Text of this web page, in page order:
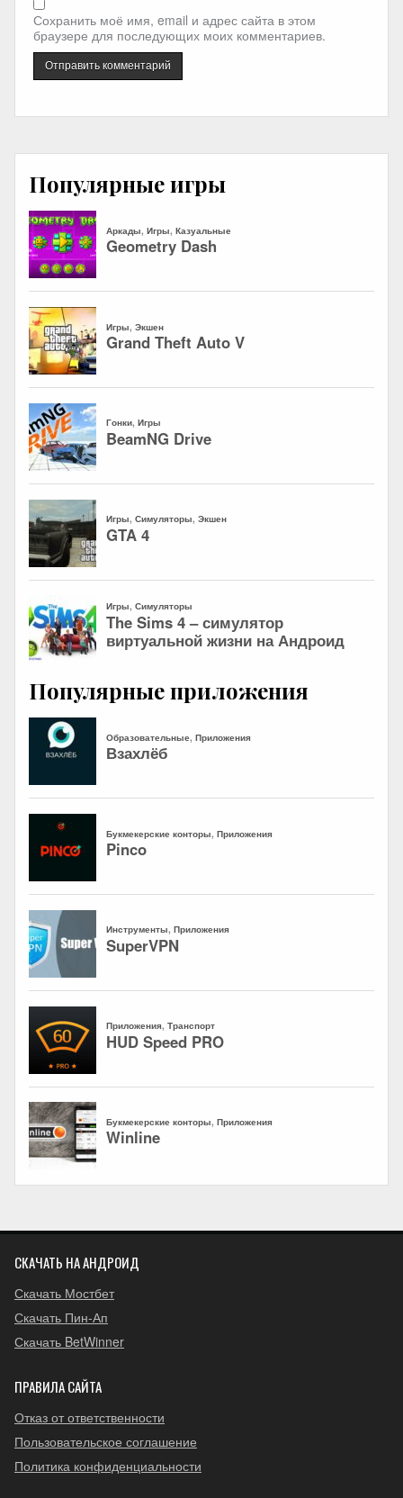
Сохранить моё имя, email и адрес сайта в этом
браузере для последующих моих комментариев.
Популярные игры
Популярные приложения
СКАЧАТЬ НА АНДРОИД
Скачать Мостбет
Скачать Пин-Ап
Скачать BetWinner
ПРАВИЛА САЙТА
Отказ от ответственности
Пользовательское соглашение
Политика конфиденциальности